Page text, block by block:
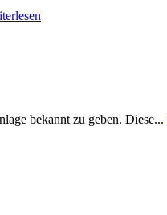
bekannt zu geben. Diese...